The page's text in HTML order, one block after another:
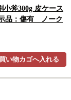
斧300g 皮ケース
品：傷有 ノーク
買い物カゴへ入れる